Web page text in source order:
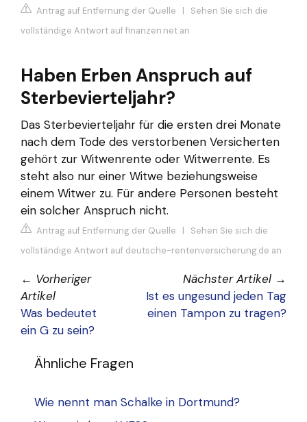
Antrag auf Entfernung der Quelle | Sehen Sie sich die
vollständige Antwort auf finanzen.net an
Haben Erben Anspruch auf
Sterbevierteljahr?
Das Sterbevierteljahr für die ersten drei Monate
nach dem Tode des verstorbenen Versicherten
gehört zur Witwenrente oder Witwerrente. Es
steht also nur einer Witwe beziehungsweise
einem Witwer zu. Für andere Personen besteht
ein solcher Anspruch nicht.
Antrag auf Entfernung der Quelle | Sehen Sie sich die
vollständige Antwort auf deutsche-rentenversicherung.de an
← Vorheriger
Artikel
Was bedeutet
ein G zu sein?
Nächster Artikel →
Ist es ungesund jeden Tag
einen Tampon zu tragen?
Ähnliche Fragen
Wie nennt man Schalke in Dortmund?